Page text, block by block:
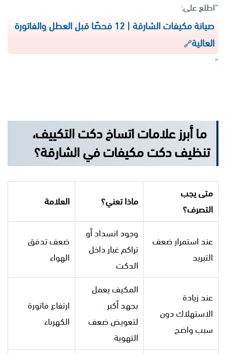
“اطلع على:
صيانة مكيفات الشارقة | 12 فحصًا قبل العطل والفاتورة
العالية
”
ما أبرز علامات اتساخ دكت التكييف،
تنظيف دكت مكيفات في الشارقة؟
متى يجب
التصرف؟
ماذا تعني؟ العلامة
عند استمرار ضعف
التبريد
وجود انسداد أو
تراكم غبار داخل
الدكت
ضعف تدفق
الهواء
عند زيادة
الاستهلاك دون
سبب واضح
المكيف يعمل
بجهد أكبر
لتعويض ضعف
التهوية
ارتفاع فاتورة
الكهرباء